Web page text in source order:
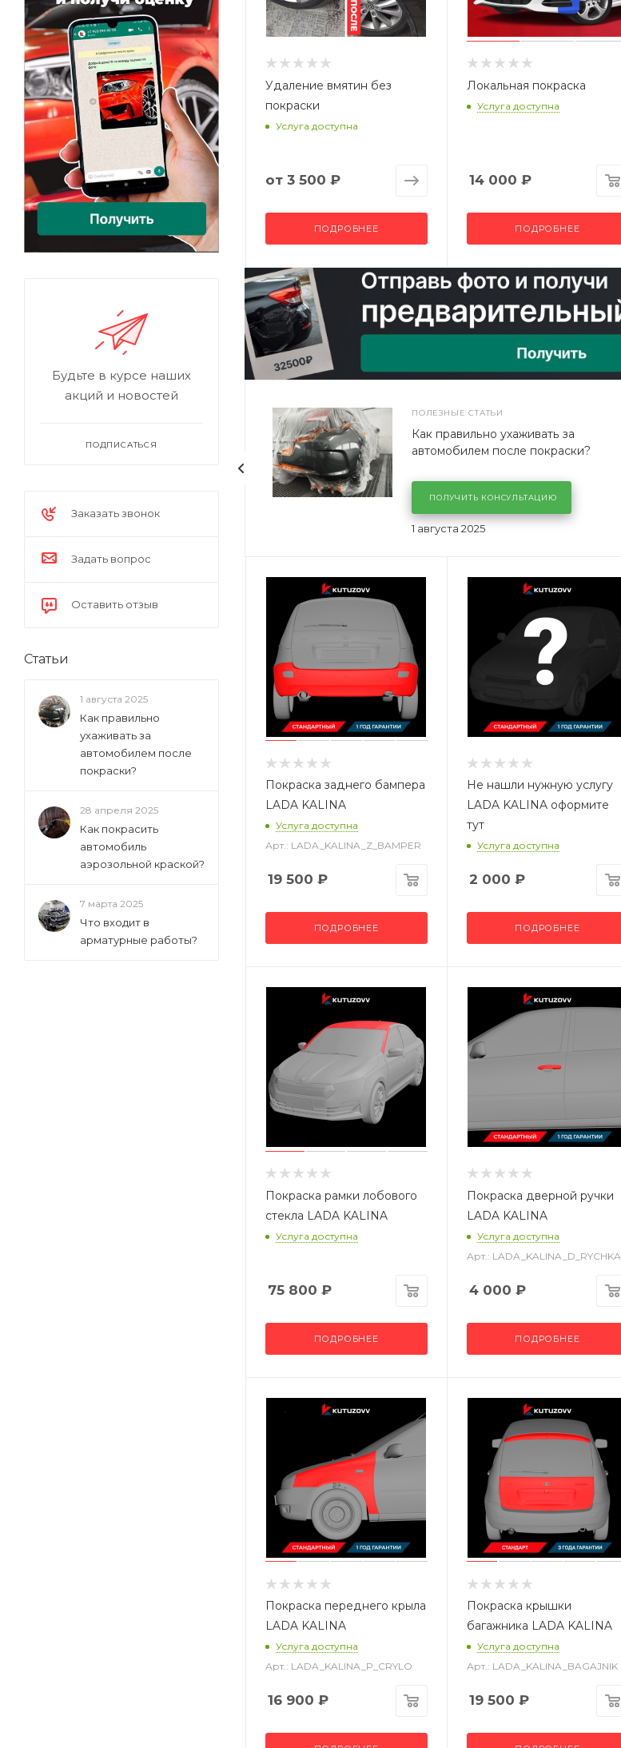
Удаление вмятин без
покраски
Услуга доступна
от 3 500 ₽
ПОДРОБНЕЕ
Локальная покраска
Услуга доступна
14 000 ₽
ПОДРОБНЕЕ
ПОЛЕЗНЫЕ СТАТЬИ
1 августа 2025
Как правильно ухаживать за
автомобилем после покраски?
ПОЛУЧИТЬ КОНСУЛЬТАЦИЮ
Покраска заднего бампера
LADA KALINA
Услуга доступна
Арт.: LADA_KALINA_Z_BAMPER
19 500 ₽
ПОДРОБНЕЕ
Не нашли нужную услугу
LADA KALINA оформите
тут
Услуга доступна
2 000 ₽
ПОДРОБНЕЕ
Покраска рамки лобового
стекла LADA KALINA
Услуга доступна
75 800 ₽
ПОДРОБНЕЕ
Покраска дверной ручки
LADA KALINA
Услуга доступна
Арт.: LADA_KALINA_D_RYCHKA
4 000 ₽
ПОДРОБНЕЕ
Покраска переднего крыла
LADA KALINA
Услуга доступна
Арт.: LADA_KALINA_P_CRYLO
16 900 ₽
Покраска крышки
багажника LADA KALINA
Услуга доступна
Арт.: LADA_KALINA_BAGAJNIK
19 500 ₽
Будьте в курсе наших
акций и новостей
ПОДПИСАТЬСЯ
Заказать звонок
Задать вопрос
Оставить отзыв
Статьи
1 августа 2025
Как правильно
ухаживать за
автомобилем после
покраски?
28 апреля 2025
Как покрасить
автомобиль
аэрозольной краской?
7 марта 2025
Что входит в
арматурные работы?